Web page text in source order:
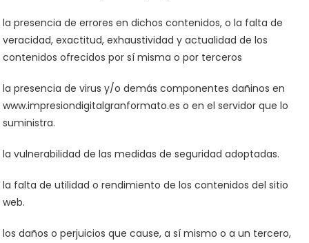
la presencia de errores en dichos contenidos, o la falta de
veracidad, exactitud, exhaustividad y actualidad de los
contenidos ofrecidos por sí misma o por terceros
la presencia de virus y/o demás componentes dañinos en
www.impresiondigitalgranformato.es o en el servidor que lo
suministra.
la vulnerabilidad de las medidas de seguridad adoptadas.
la falta de utilidad o rendimiento de los contenidos del sitio
web.
los daños o perjuicios que cause, a sí mismo o a un tercero,